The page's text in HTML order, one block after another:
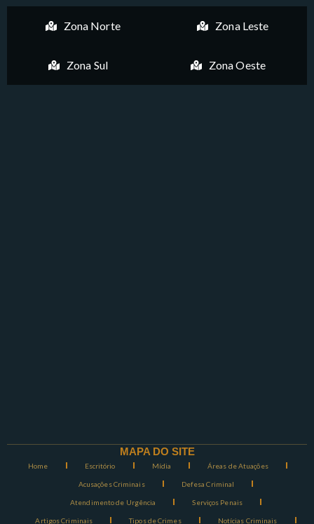
Zona Norte Zona Leste
Zona Sul Zona Oeste
MAPA DO SITE
Home Escritório Mídia Áreas de Atuações
Acusações Criminais Defesa Criminal
Atendimento de Urgência Serviços Penais
Artigos Criminais Tipos de Crimes Notícias Criminais